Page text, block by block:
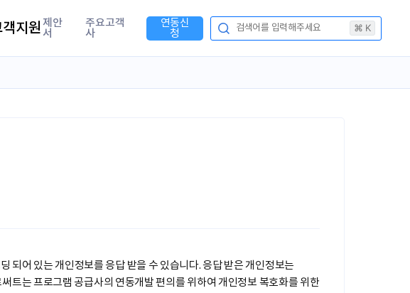
객지원제안
서
주요고객
사
연동신
청
검색어를 입력해주세요 ⌘ K
어 있는 개인정보를 응답 받을 수 있습니다. 응답 받은 개인정보는
트는 프로그램 공급사의 연동개발 편의를 위하여 개인정보 복호화를 위한